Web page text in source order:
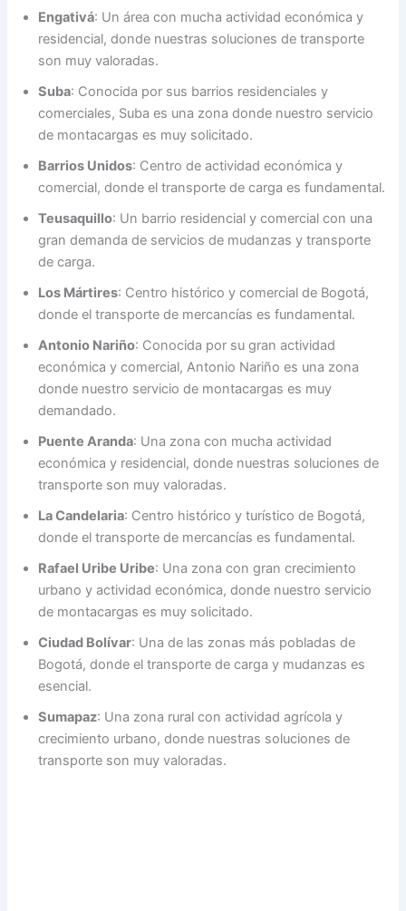
Engativá: Un área con mucha actividad económica y
residencial, donde nuestras soluciones de transporte
son muy valoradas.
Suba: Conocida por sus barrios residenciales y
comerciales, Suba es una zona donde nuestro servicio
de montacargas es muy solicitado.
Barrios Unidos: Centro de actividad económica y
comercial, donde el transporte de carga es fundamental.
Teusaquillo: Un barrio residencial y comercial con una
gran demanda de servicios de mudanzas y transporte
de carga.
Los Mártires: Centro histórico y comercial de Bogotá,
donde el transporte de mercancías es fundamental.
Antonio Nariño: Conocida por su gran actividad
económica y comercial, Antonio Nariño es una zona
donde nuestro servicio de montacargas es muy
demandado.
Puente Aranda: Una zona con mucha actividad
económica y residencial, donde nuestras soluciones de
transporte son muy valoradas.
La Candelaria: Centro histórico y turístico de Bogotá,
donde el transporte de mercancías es fundamental.
Rafael Uribe Uribe: Una zona con gran crecimiento
urbano y actividad económica, donde nuestro servicio
de montacargas es muy solicitado.
Ciudad Bolívar: Una de las zonas más pobladas de
Bogotá, donde el transporte de carga y mudanzas es
esencial.
Sumapaz: Una zona rural con actividad agrícola y
crecimiento urbano, donde nuestras soluciones de
transporte son muy valoradas.